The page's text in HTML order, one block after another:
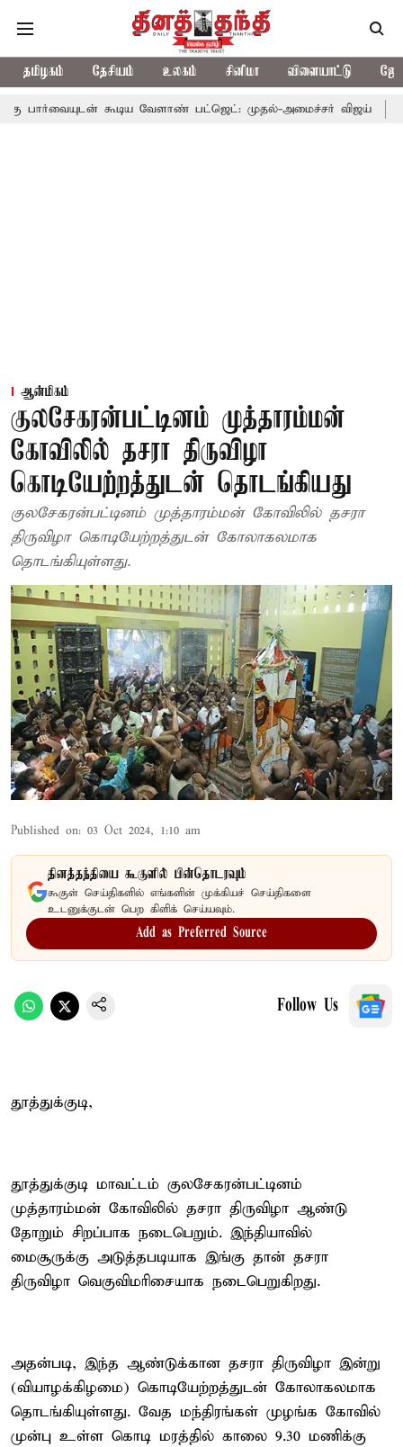
தமிழகம் தேசியம் உலகம் சினிமா விளையாட்டு
கூடிய வேளாண் பட்ஜெட்: முதல்-அமைச்சர் விஜய் தமிழக
ஆன்மிகம்
குலசேகரன்பட்டினம் முத்தாரம்மன்
கோவிலில் தசரா திருவிழா
கொடியேற்றத்துடன் தொடங்கியது
குலசேகரன்பட்டினம் முத்தாரம்மன் கோவிலில் தசரா
திருவிழா கொடியேற்றத்துடன் கோலாகலமாக
தொடங்கியுள்ளது.
Published on: 03 Oct 2024, 1:10 am
தினத்தந்தியை கூகுளில் பின்தொடரவும்
கூகுள் செய்திகளில் எங்களின் முக்கியச் செய்திகளை
உடனுக்குடன் பெற கிளிக் செய்யவும்.
Add as Preferred Source
Follow Us
தூத்துக்குடி,
தூத்துக்குடி மாவட்டம் குலசேகரன்பட்டினம்
முத்தாரம்மன் கோவிலில் தசரா திருவிழா ஆண்டு
தோறும் சிறப்பாக நடைபெறும். இந்தியாவில்
மைசூருக்கு அடுத்தபடியாக இங்கு தான் தசரா
திருவிழா வெகுவிமரிசையாக நடைபெறுகிறது.
அதன்படி, இந்த ஆண்டுக்கான தசரா திருவிழா இன்று
(வியாழக்கிழமை) கொடியேற்றத்துடன் கோலாகலமாக
தொடங்கியுள்ளது. வேத மந்திரங்கள் முழங்க கோவில்
முன்பு உள்ள கொடி மரத்தில் காலை 9.30 மணிக்கு